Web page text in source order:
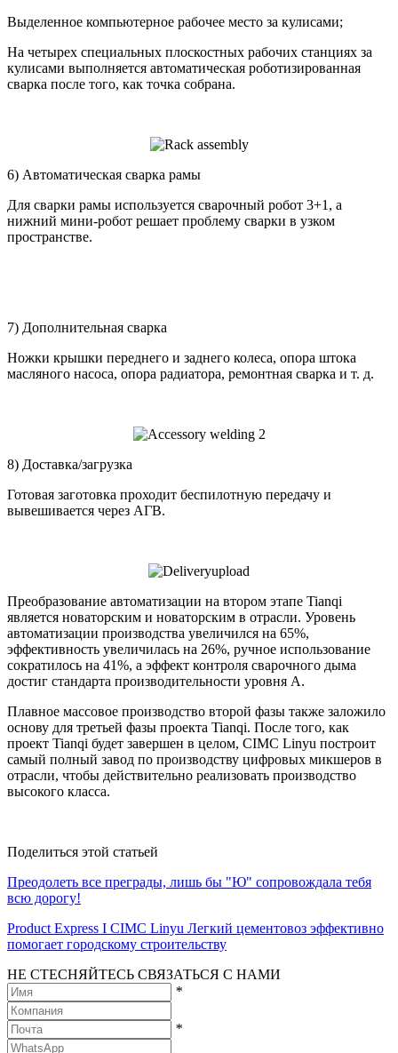
Выделенное компьютерное рабочее место за кулисами;
На четырех специальных плоскостных рабочих станциях за
кулисами выполняется автоматическая роботизированная
сварка после того, как точка собрана.
6) Автоматическая сварка рамы
Для сварки рамы используется сварочный робот 3+1, а
нижний мини-робот решает проблему сварки в узком
пространстве.
7) Дополнительная сварка
Ножки крышки переднего и заднего колеса, опора штока
масляного насоса, опора радиатора, ремонтная сварка и т. д.
8) Доставка/загрузка
Готовая заготовка проходит беспилотную передачу и
вывешивается через АГВ.
Преобразование автоматизации на втором этапе Tianqi
является новаторским и новаторским в отрасли. Уровень
автоматизации производства увеличился на 65%,
эффективность увеличилась на 26%, ручное использование
сократилось на 41%, а эффект контроля сварочного дыма
достиг стандарта производительности уровня A.
Плавное массовое производство второй фазы также заложило
основу для третьей фазы проекта Tianqi. После того, как
проект Tianqi будет завершен в целом, CIMC Linyu построит
самый полный завод по производству цифровых микшеров в
отрасли, чтобы действительно реализовать производство
высокого класса.
Поделиться этой статьей
Преодолеть все преграды, лишь бы "Ю" сопровождала тебя
всю дорогу!
Product Express I CIMC Linyu Легкий цементовоз эффективно
помогает городскому строительству
НЕ СТЕСНЯЙТЕСЬ СВЯЗАТЬСЯ С НАМИ
*
*